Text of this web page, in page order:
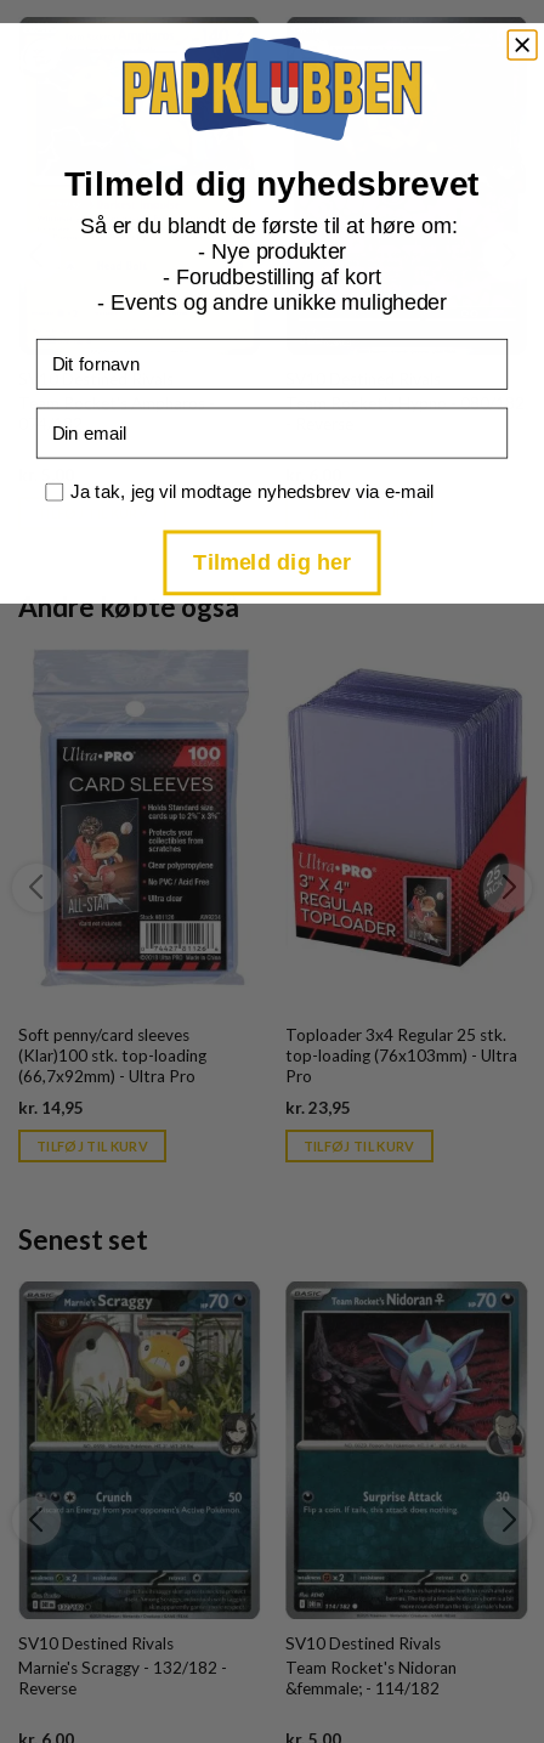
Team Rocket's Ampharos -
074/182
price
Team Rocket's Hypno - 080/182
price
Andre købte også
Soft penny/card sleeves
(Klar)100 stk. top-loading
(66,7x92mm) - Ultra Pro
kr. 14,95
is:
kr. 39,95.
TILFØJ TIL KURV
Toploader 3x4 Regular 25 stk.
top-loading (76x103mm) - Ultra
Pro
kr.23,95Current
is:
kr. 39,95.
TILFØJ TIL KURV
Senest set
SV10 Destined Rivals
Marnie's Scraggy - 132/182 -
Reverse
Current
SV10 Destined Rivals
Team Rocket's Nidoran
&femmale; - 114/182
Current
Tilmeld dig nyhedsbrevet
Så er du blandt de første til at høre om:
- Nye produkter
- Forudbestilling af kort
- Events og andre unikke muligheder
Samtykke
Ja tak, jeg vil modtage nyhedsbrev via e-mail
Tilmeld dig her